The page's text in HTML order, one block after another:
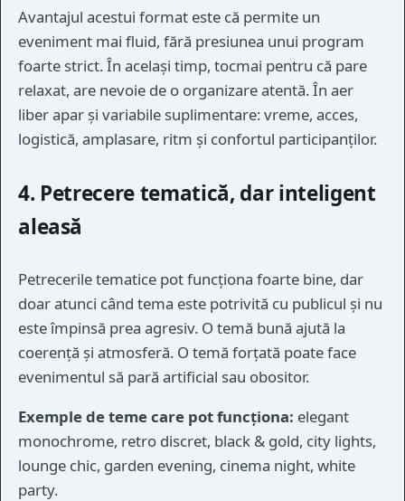
Avantajul acestui format este că permite un
eveniment mai fluid, fără presiunea unui program
foarte strict. În același timp, tocmai pentru că pare
relaxat, are nevoie de o organizare atentă. În aer
liber apar și variabile suplimentare: vreme, acces,
logistică, amplasare, ritm și confortul participanților.
4. Petrecere tematică, dar inteligent
aleasă
Petrecerile tematice pot funcționa foarte bine, dar
doar atunci când tema este potrivită cu publicul și nu
este împinsă prea agresiv. O temă bună ajută la
coerență și atmosferă. O temă forțată poate face
evenimentul să pară artificial sau obositor.
Exemple de teme care pot funcționa: elegant
monochrome, retro discret, black & gold, city lights,
lounge chic, garden evening, cinema night, white
party.